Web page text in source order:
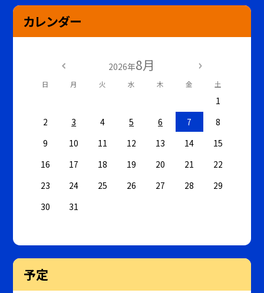
カレンダー
2026年8月
日 月 火 水 木 金 土
1
2
3 4 5 6 7
8
9
10 11 12 13 14
15
16
17 18 19 20 21
22
23
24 25 26 27 28
29
30
31
予定